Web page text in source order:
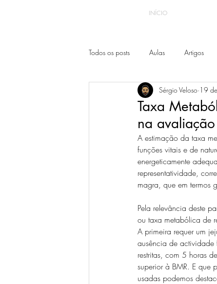
INÍCIO
Todos os posts Aulas Artigos
Taxa
na avaliação
Sérgio Veloso 19
A estimação da taxa
funções vitais e de
energeticamente
representatividade,
magra, que em termos
Pela relevância deste
ou taxa metabólica de
A primeira requer um
ausência de actividade
restritas, com 5 horas
superior à BMR. E que
usadas podemos